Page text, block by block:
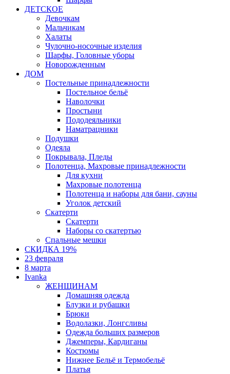
ДЕТСКОЕ
Девочкам
Мальчикам
Халаты
Чулочно-носочные изделия
Шарфы, Головные уборы
Новорожденным
ДОМ
Постельные принадлежности
Постельное бельё
Наволочки
Простыни
Пододеяльники
Наматрацники
Подушки
Одеяла
Покрывала, Пледы
Полотенца, Махровые принадлежности
Для кухни
Махровые полотенца
Полотенца и наборы для бани, сауны
Уголок детский
Скатерти
Скатерти
Наборы со скатертью
Спальные мешки
СКИДКА 19%
23 февраля
8 марта
Ivanka
ЖЕНЩИНАМ
Домашняя одежда
Блузки и рубашки
Брюки
Водолазки, Лонгсливы
Одежда больших размеров
Джемперы, Кардиганы
Костюмы
Нижнее Бельё и Термобельё
Платья